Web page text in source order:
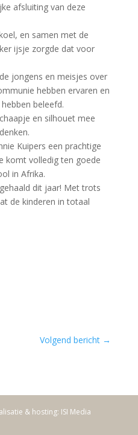
afsluiting van deze
en samen met de
ijsje zorgde dat voor
jongens en meisjes over
hebben ervaren en
beleefd.
en silhouet mee
Kuipers een prachtige
komt volledig ten goede
in Afrika.
dit jaar! Met trots
de kinderen in totaal
Volgend bericht →
& hosting: ISI Media